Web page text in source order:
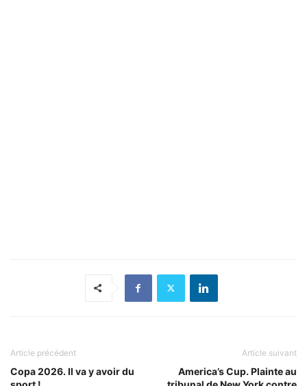
Article précédent
Copa 2026. Il va y avoir du
Article suivant
America’s Cup. Plainte au